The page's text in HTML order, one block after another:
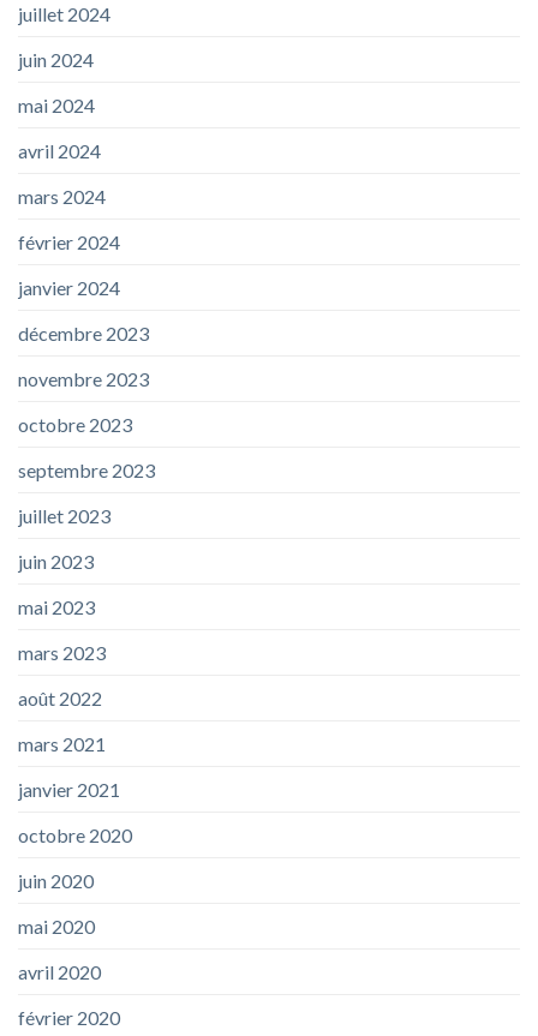
juillet 2024
juin 2024
mai 2024
avril 2024
mars 2024
février 2024
janvier 2024
décembre 2023
novembre 2023
octobre 2023
septembre 2023
juillet 2023
juin 2023
mai 2023
mars 2023
août 2022
mars 2021
janvier 2021
octobre 2020
juin 2020
mai 2020
avril 2020
février 2020